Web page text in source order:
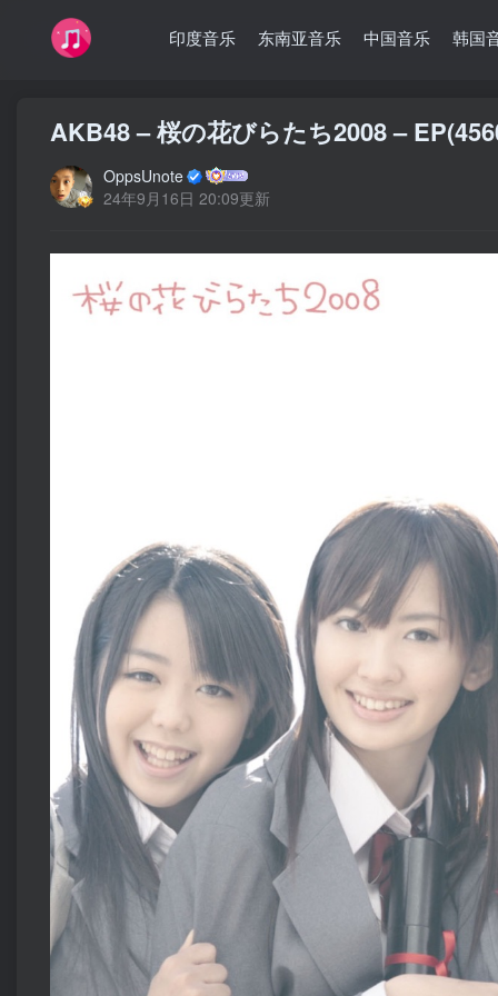
印度音乐 东南亚音乐 中国音乐 韩国
AKB48 – 桜の花びらたち2008 –
OppsUnote
24年9月16日 20:09更新